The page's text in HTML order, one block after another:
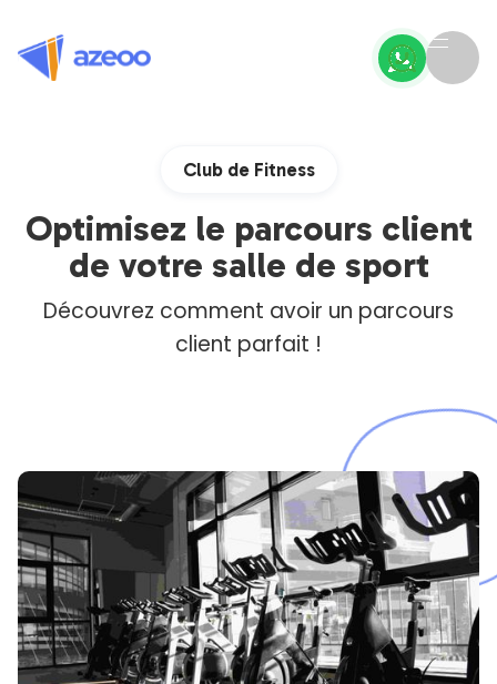
Club de Fitness
Optimisez le parcours client
de votre salle de sport
Découvrez comment avoir un parcours
client parfait !